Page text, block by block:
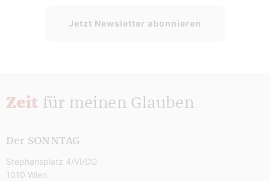
Jetzt Newsletter abonnieren
Zeit für meinen Glauben
Der SONNTAG
Stephansplatz 4/VI/DG
1010 Wien